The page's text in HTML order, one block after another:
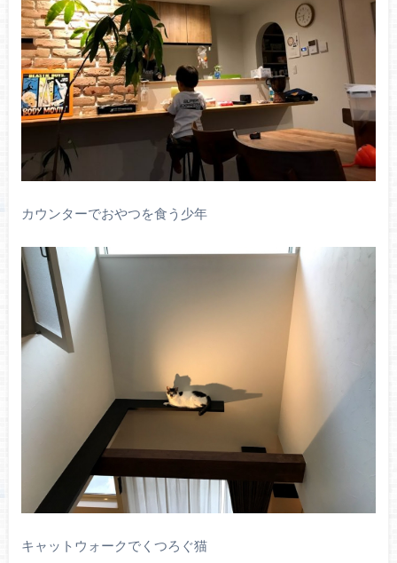
カウンターでおやつを食う少年
キャットウォークでくつろぐ猫